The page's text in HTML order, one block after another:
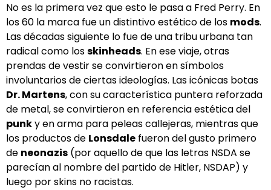
No es la primera vez que esto le pasa a Fred Perry. En
los 60 la marca fue un distintivo estético de los mods.
Las décadas siguiente lo fue de una tribu urbana tan
radical como losskinheads. En ese viaje, otras
prendas de vestir se convirtieron en símbolos
involuntarios de ciertas ideologías. Las icónicas botas
Dr. Martens, con su característica puntera reforzada
de metal, se convirtieron en referencia estética del
punky en arma para peleas callejeras, mientras que
los productos de Lonsdale fueron del gusto primero
de neonazis (por aquello de que las letras NSDA se
parecían al nombre del partido de Hitler, NSDAP) y
luego por skins no racistas.